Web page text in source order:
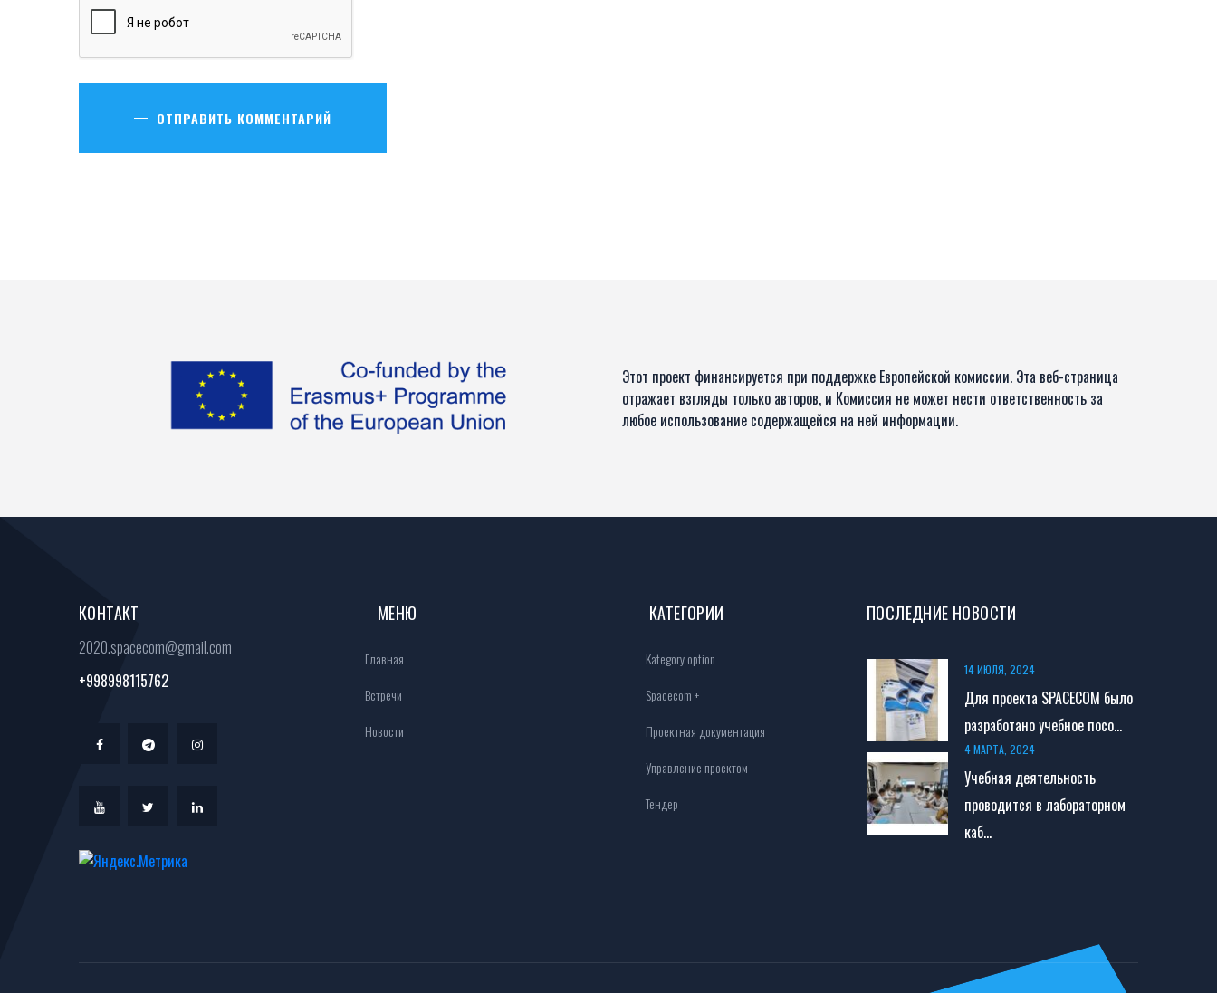
ОТПРАВИТЬ КОММЕНТАРИЙ
Этот проект финансируется при поддержке Европейской комиссии. Эта веб-страница
отражает взгляды только авторов, и Комиссия не может нести ответственность за
любое использование содержащейся на ней информации.
КОНТАКТ
2020.spacecom@gmail.com
+998998115762
МЕНЮ
Главная
Встречи
Новости
КАТЕГОРИИ
Kategory option
Spacecom +
Проектная документация
Управление проектом
Тендер
ПОСЛЕДНИЕ НОВОСТИ
14 ИЮЛЯ, 2024
Для проекта SPACECOM было
разработано учебное посо...
4 МАРТА, 2024
Учебная деятельность
проводится в лабораторном
каб...